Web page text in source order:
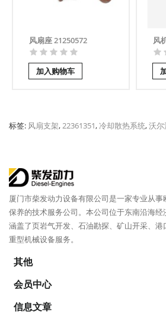
风扇座 21250572
加入购物车
风
标签: 风扇支架,22361351,冷却散热系统,沃尔
厦门市柴发动力设备有限公司是一家专业从事
保养的技术服务公司。本公司位于东南沿海
涵盖了页岩气开发、石油勘探、矿山开采、
重型机械设备服务。
其他
会员中心
信息文章